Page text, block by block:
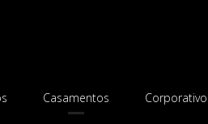
Casamentos Corporativo
Laís e André - Tatuí